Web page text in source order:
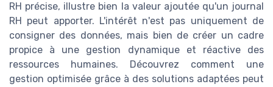
RH précise, illustre bien la valeur ajoutée qu'un journal
RH peut apporter. L'intérêt n'est pas uniquement de
consigner des données, mais bien de créer un cadre
propice à une gestion dynamique et réactive des
ressources humaines. Découvrez comment une
gestion optimisée grâce à des solutions adaptées peut